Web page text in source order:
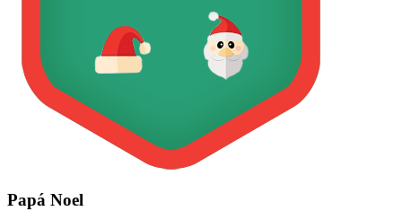
Papá Noel